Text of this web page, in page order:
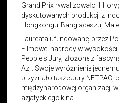
Grand Prix rywalizowało 11
dyskutowanych produkcji z
Hongkongu, Bangladeszu,
Laureata ufundowanej przez
Filmowej nagrody w wysokości
People's Jury, złożone z
Azji. Swoje wyróżnienie
przyznało także Jury NETPAC,
międzynarodowej organizacji
azjatyckiego kina.